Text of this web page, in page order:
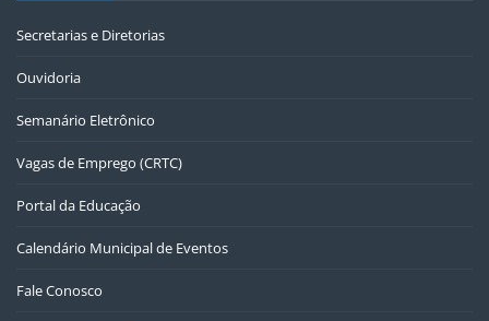
Secretarias e Diretorias
Ouvidoria
Semanário Eletrônico
Vagas de Emprego (CRTC)
Portal da Educação
Calendário Municipal de Eventos
Fale Conosco